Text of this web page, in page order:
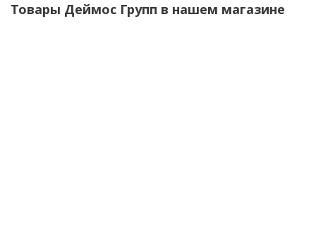
Товары Деймос Групп в нашем магазине